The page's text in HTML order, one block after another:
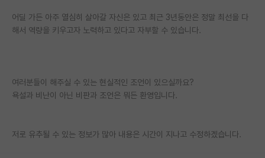
어딜 가든 아주 열심히 살아갈 자신은 있고 최근 3년동안은 정말 최선을 다
해서 역량을 키우고자 노력하고 있다고 자부할 수 있습니다.
여러분들이 해주실 수 있는 현실적인 조언이 있으실까요?
욕설과 비난이 아닌 비판과 조언은 뭐든 환영입니다.
저로 유추될 수 있는 정보가 많아 내용은 시간이 지나고 수정하겠습니다.